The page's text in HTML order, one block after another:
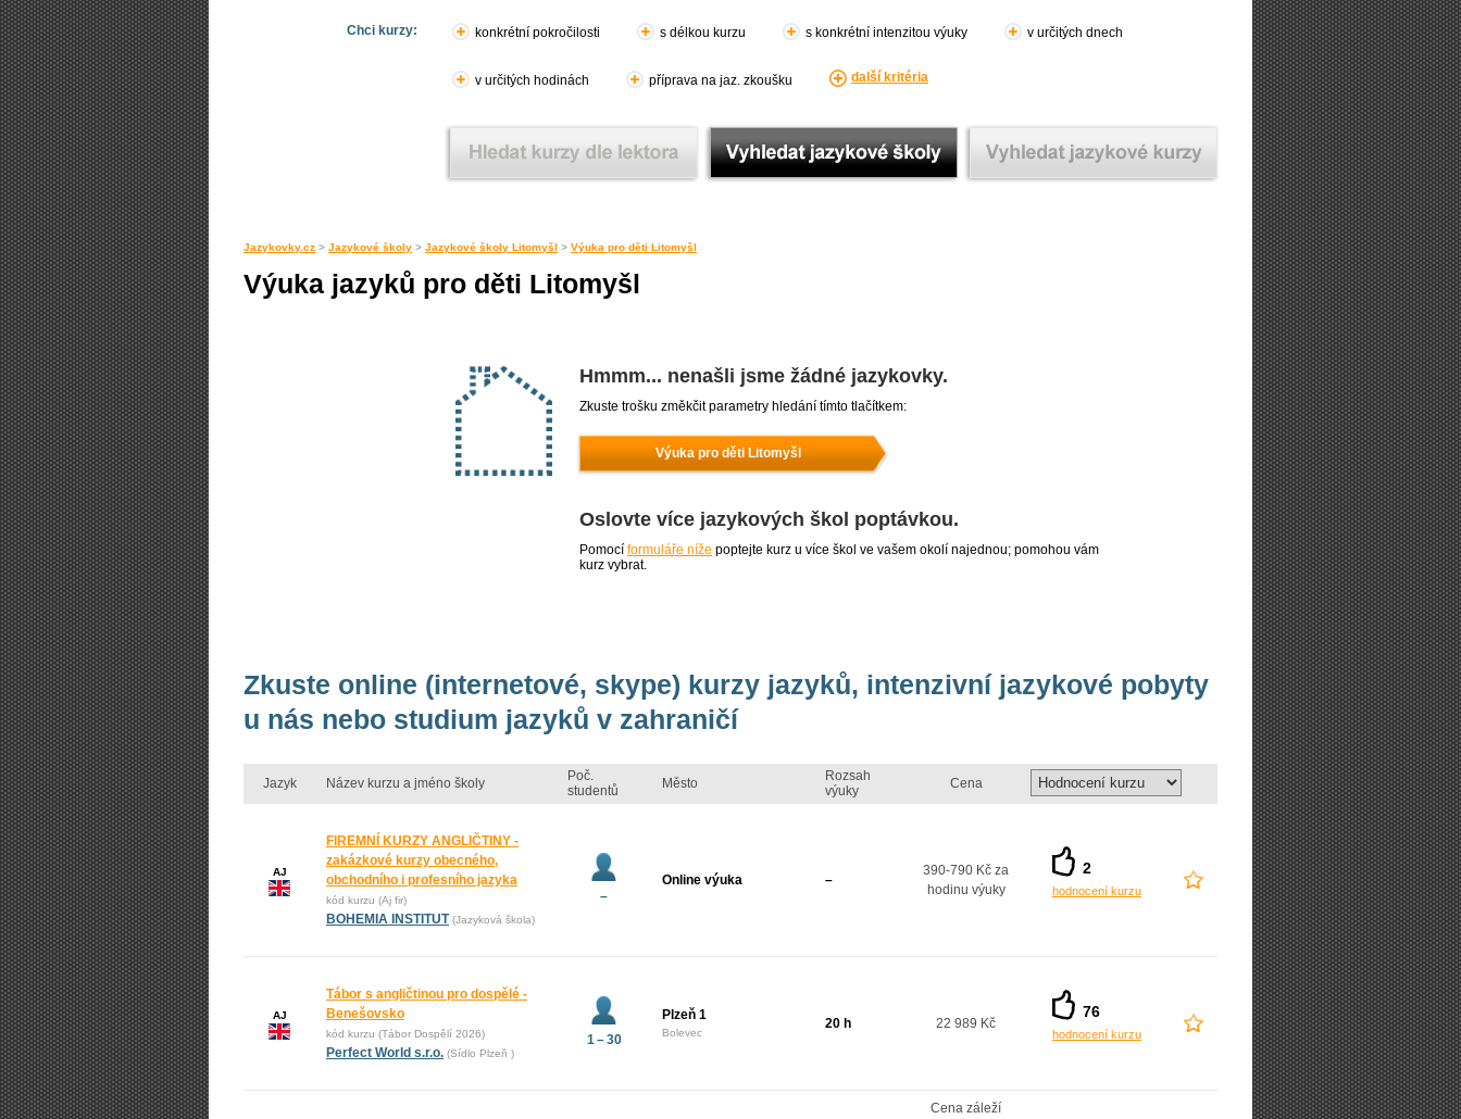
Chci kurzy: konkrétní pokročilosti s délkou kurzu s konkrétní intenzitou výuky v určitých dnech
v určitých hodinách příprava na jaz. zkoušku další kritéria
Jazykovky.cz > Jazykové školy > Jazykové školy Litomyšl > Výuka pro děti Litomyšl
Výuka jazyků pro děti Litomyšl
Hmmm... nenašli jsme žádné jazykovky.
Zkuste trošku změkčit parametry hledání tímto tlačítkem:
Výuka pro děti Litomyšl
Oslovte více jazykových škol poptávkou.
Pomocí formuláře níže poptejte kurz u více škol ve vašem okolí najednou; pomohou vám
kurz vybrat.
Zkuste online (internetové, skype) kurzy jazyků, intenzivní jazykové pobyty
u nás nebo studium jazyků v zahraničí
Jazyk Název kurzu a jméno školy
Poč.
studentů
Město
Rozsah
výuky
Cena
AJ
FIREMNÍ KURZY ANGLIČTINY -
zakázkové kurzy obecného,
obchodního i profesního jazyka
kód kurzu (Aj fir)
BOHEMIA INSTITUT (Jazyková škola)
–
Online výuka –
390-790 Kč za
hodinu výuky
2
hodnocení kurzu
AJ
Tábor s angličtinou pro dospělé -
Benešovsko
kód kurzu (Tábor Dospělí 2026)
Perfect World s.r.o. (Sídlo Plzeň )
1 – 30
Plzeň 1
Bolevec
20 h 22 989 Kč
76
hodnocení kurzu
Cena záleží